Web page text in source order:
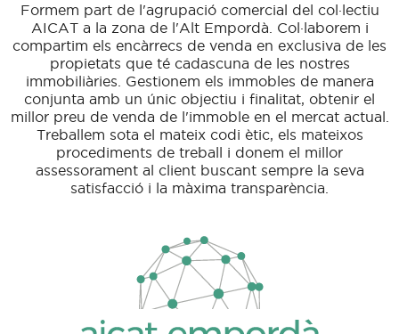
Formem part de l'agrupació comercial del col·lectiu
AICAT a la zona de l'Alt Empordà. Col·laborem i
compartim els encàrrecs de venda en exclusiva de les
propietats que té cadascuna de les nostres
immobiliàries. Gestionem els immobles de manera
conjunta amb un únic objectiu i finalitat, obtenir el
millor preu de venda de l'immoble en el mercat actual.
Treballem sota el mateix codi ètic, els mateixos
procediments de treball i donem el millor
assessorament al client buscant sempre la seva
satisfacció i la màxima transparència.